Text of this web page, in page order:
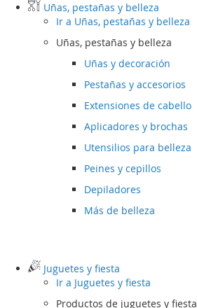
Uñas, pestañas y belleza
Ir a Uñas, pestañas y belleza
Uñas, pestañas y belleza
Uñas y decoración
Pestañas y accesorios
Extensiones de cabello
Aplicadores y brochas
Utensilios para belleza
Peines y cepillos
Depiladores
Más de belleza
Juguetes y fiesta
Ir a Juguetes y fiesta
Productos de juguetes y fiesta